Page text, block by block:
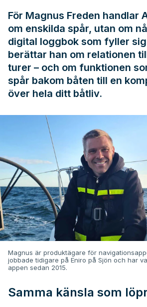
För Magnus Freden handlar
om enskilda spår, utan om
digital loggbok som fyller
berättar han om relationen
turer – och om funktionen
spår bakom båten till en
över hela ditt båtliv.
Magnus är produktägare för
jobbade tidigare på Eniro på Sjön och har
appen sedan 2015.
Samma känsla som